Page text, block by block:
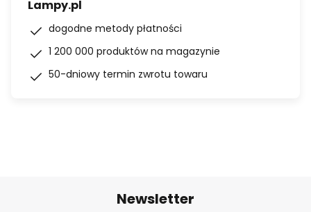
Lampy.pl
dogodne metody płatności
1 200 000 produktów na magazynie
50-dniowy termin zwrotu towaru
Newsletter